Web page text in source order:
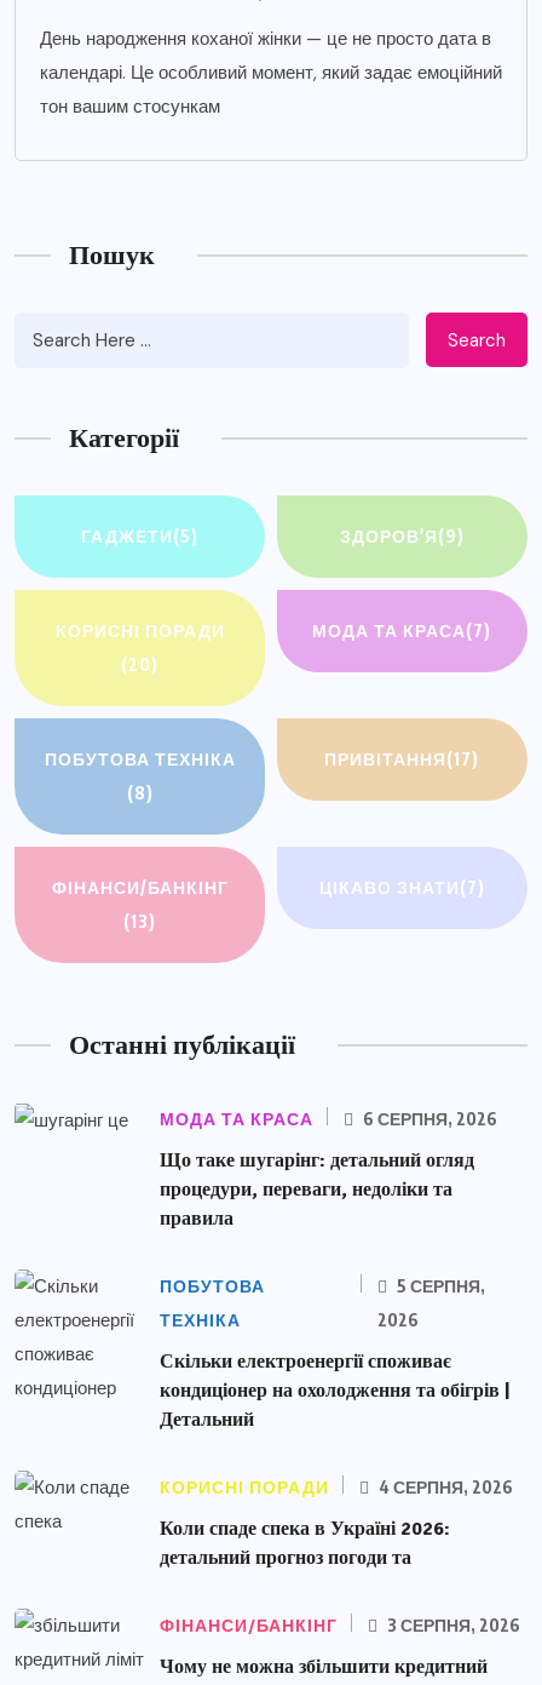
День народження коханої жінки — це не просто дата в
календарі. Це особливий момент, який задає емоційний
тон вашим стосункам
Пошук
Search
Категорії
ГАДЖЕТИ(5) ЗДОРОВ'Я(9)
КОРИСНІ ПОРАДИ
(20)
МОДА ТА КРАСА(7)
ПОБУТОВА ТЕХНІКА
(8)
ПРИВІТАННЯ(17)
ФІНАНСИ/БАНКІНГ
(13)
ЦІКАВО ЗНАТИ(7)
Останні публікації
МОДА ТА КРАСА 6 СЕРПНЯ, 2026
Що таке шугарінг: детальний огляд
процедури, переваги, недоліки та
правила
ПОБУТОВА
ТЕХНІКА
5 СЕРПНЯ,
2026
Скільки електроенергії споживає
кондиціонер на охолодження та обігрів |
Детальний
КОРИСНІ ПОРАДИ 4 СЕРПНЯ, 2026
Коли спаде спека в Україні 2026:
детальний прогноз погоди та
ФІНАНСИ/БАНКІНГ 3 СЕРПНЯ, 2026
Чому не можна збільшити кредитний